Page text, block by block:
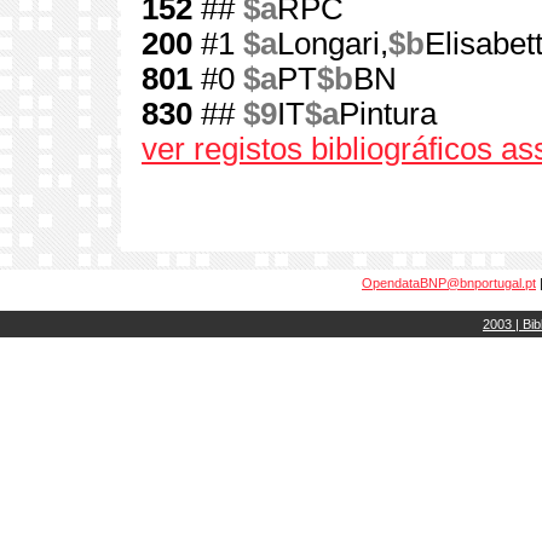
152 ## $aRPC
200 #1 $aLongari,$b
801 #0 $aPT$bBN
830 ## $9IT$aPintura
ver registos bibliográficos
OpendataBNP@bnportugal.pt
2003 |